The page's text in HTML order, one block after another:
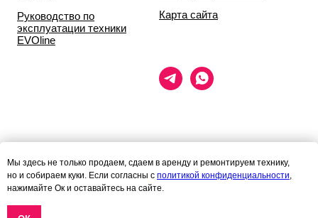
Руководство по
эксплуатации техники
EVOline
Карта сайта
при каких условиях
информационные материалы и цены, размещённые на сайте, не
определяемой положениями статей 435 и 437 гражданского кодекса
Мы здесь не только продаем, сдаем в аренду и ремонтируем технику,
но и собираем куки. Если согласны с политикой конфиденциальности,
нажимайте Ок и оставайтесь на сайте.